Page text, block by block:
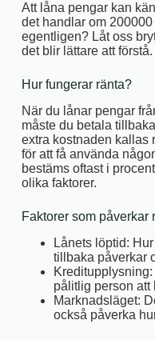
Att låna pengar kan
det handlar om
egentligen? Låt oss
det blir lättare att förstå.
Hur fungerar ränta?
När du lånar pengar
måste du betala
extra kostnaden kallas
för att få använda
bestäms oftast i
olika faktorer.
Faktorer som påverkar
Lånets löptid:
tillbaka påverkar
pålitlig person att
Marknadsläget:
också påverka